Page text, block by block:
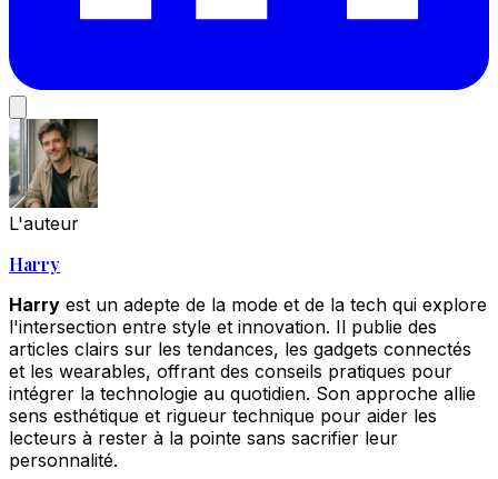
L'auteur
Harry
Harry est un adepte de la mode et de la tech qui explore
l'intersection entre style et innovation. Il publie des
articles clairs sur les tendances, les gadgets connectés
et les wearables, offrant des conseils pratiques pour
intégrer la technologie au quotidien. Son approche allie
sens esthétique et rigueur technique pour aider les
lecteurs à rester à la pointe sans sacrifier leur
personnalité.